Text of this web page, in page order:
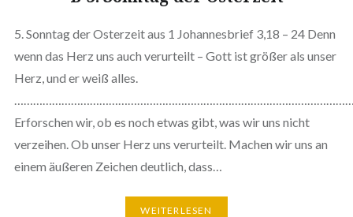
5. Sonntag der Osterzeit aus 1 Johannesbrief 3,18 – 24 Denn
wenn das Herz uns auch verurteilt – Gott ist größer als unser
Herz, und er weiß alles.
Erforschen wir, ob es noch etwas gibt, was wir uns nicht
verzeihen. Ob unser Herz uns verurteilt. Machen wir uns an
einem äußeren Zeichen deutlich, dass…
WEITERLESEN